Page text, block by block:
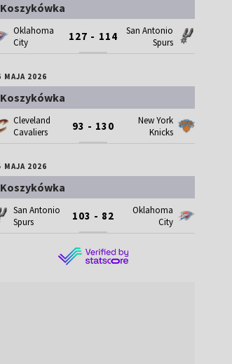
Koszykówka
Oklahoma
City
127 - 114
San Antonio
Spurs
MAJA 2026
Koszykówka
Cleveland
Cavaliers
93 - 130
New York
Knicks
MAJA 2026
Koszykówka
San Antonio
Spurs
103 - 82
Oklahoma
City